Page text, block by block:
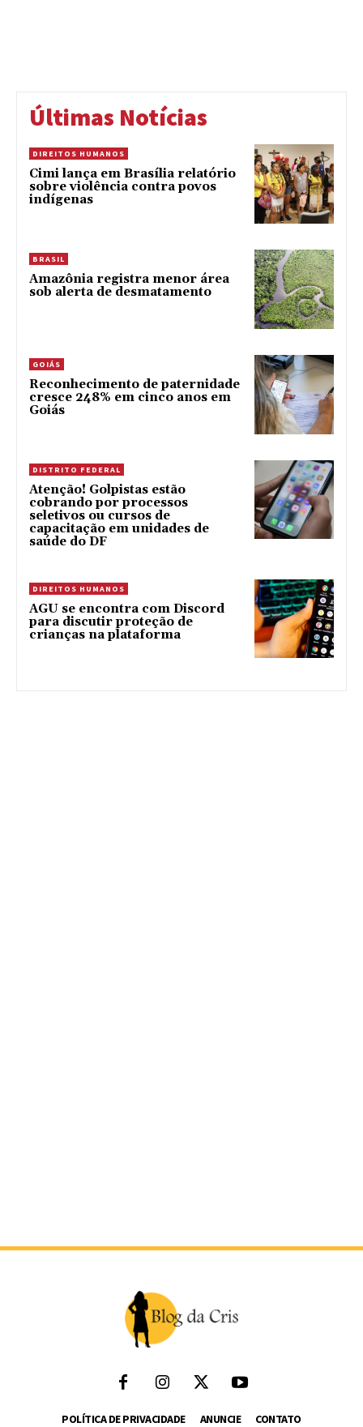
Últimas Notícias
DIREITOS HUMANOS
Cimi lança em Brasília relatório
sobre violência contra povos
indígenas
BRASIL
Amazônia registra menor área
sob alerta de desmatamento
GOIÁS
Reconhecimento de paternidade
cresce 248% em cinco anos em
Goiás
DISTRITO FEDERAL
Atenção! Golpistas estão
cobrando por processos
seletivos ou cursos de
capacitação em unidades de
saúde do DF
DIREITOS HUMANOS
AGU se encontra com Discord
para discutir proteção de
crianças na plataforma
POLÍTICA DE PRIVACIDADE ANUNCIE CONTATO